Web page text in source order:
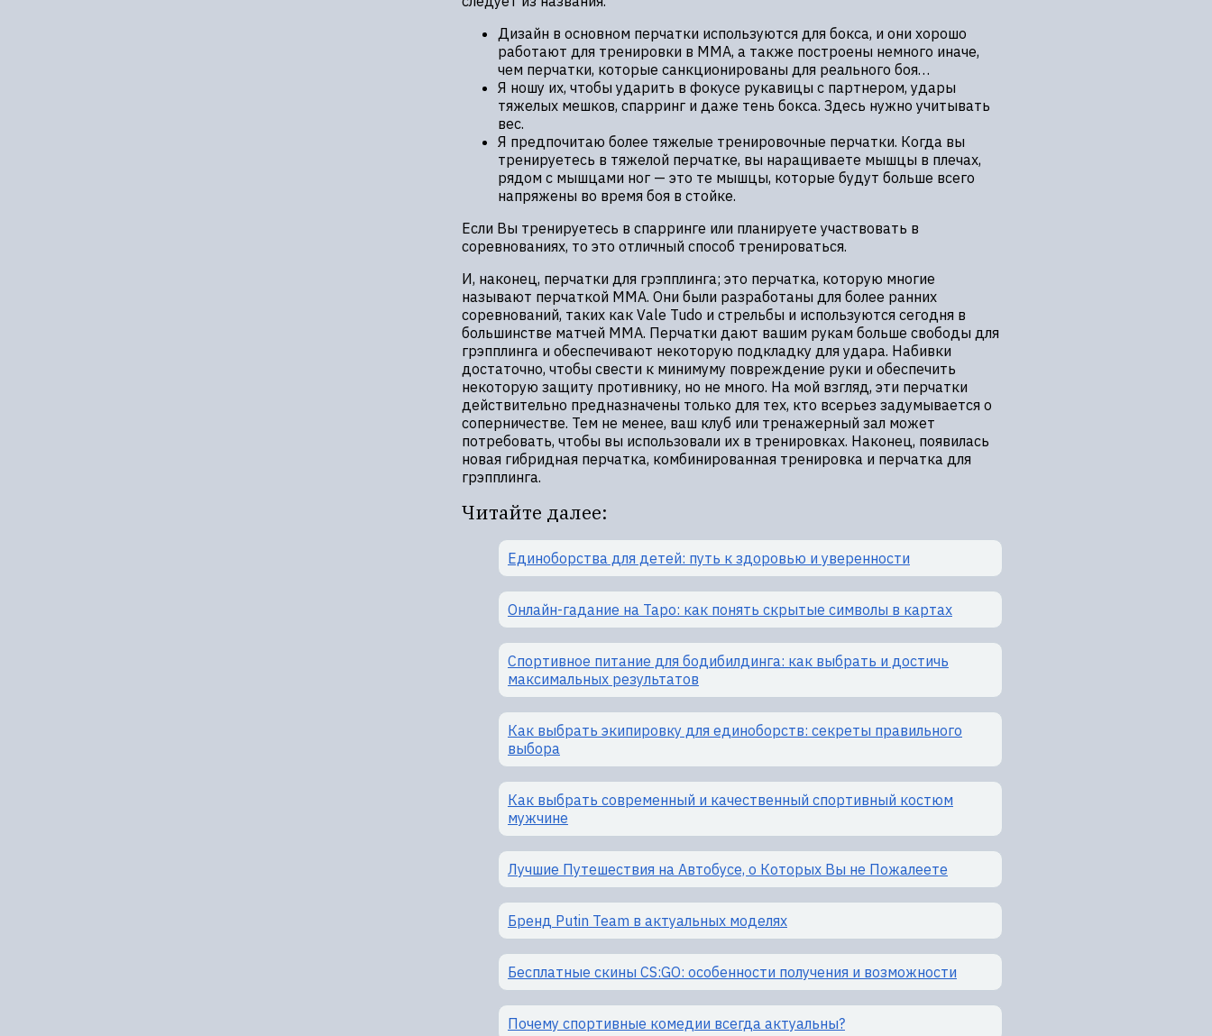
Дизайн в основном перчатки используются для бокса, и они хорошо
работают для тренировки в MMA, а также построены немного иначе,
чем перчатки, которые санкционированы для реального боя…
Я ношу их, чтобы ударить в фокусе рукавицы с партнером, удары
тяжелых мешков, спарринг и даже тень бокса. Здесь нужно учитывать
вес.
Я предпочитаю более тяжелые тренировочные перчатки. Когда вы
тренируетесь в тяжелой перчатке, вы наращиваете мышцы в плечах,
рядом с мышцами ног — это те мышцы, которые будут больше всего
напряжены во время боя в стойке.
Если Вы тренируетесь в спарринге или планируете участвовать в
соревнованиях, то это отличный способ тренироваться.
И, наконец, перчатки для грэпплинга; это перчатка, которую многие
называют перчаткой MMA. Они были разработаны для более ранних
соревнований, таких как Vale Tudo и стрельбы и используются сегодня в
большинстве матчей MMA. Перчатки дают вашим рукам больше свободы для
грэпплинга и обеспечивают некоторую подкладку для удара. Набивки
достаточно, чтобы свести к минимуму повреждение руки и обеспечить
некоторую защиту противнику, но не много. На мой взгляд, эти перчатки
действительно предназначены только для тех, кто всерьез задумывается о
соперничестве. Тем не менее, ваш клуб или тренажерный зал может
потребовать, чтобы вы использовали их в тренировках. Наконец, появилась
новая гибридная перчатка, комбинированная тренировка и перчатка для
грэпплинга.
Читайте далее:
Единоборства для детей: путь к здоровью и уверенности
Онлайн-гадание на Таро: как понять скрытые символы в картах
Спортивное питание для бодибилдинга: как выбрать и достичь
максимальных результатов
Как выбрать экипировку для единоборств: секреты правильного
выбора
Как выбрать современный и качественный спортивный костюм
мужчине
Лучшие Путешествия на Автобусе, о Которых Вы не Пожалеете
Бренд Putin Team в актуальных моделях
Бесплатные скины CS:GO: особенности получения и возможности
Почему спортивные комедии всегда актуальны?